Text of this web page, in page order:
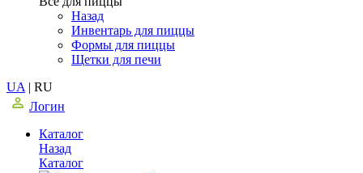
Назад
Инвентарь для пиццы
Формы для пиццы
Щетки для печи
UA | RU
Логин
Каталог
Назад
Каталог